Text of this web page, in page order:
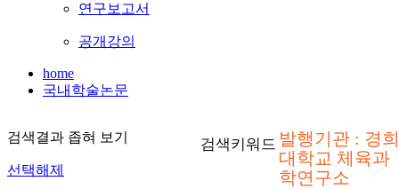
연구보고서
공개강의
home
국내학술논문
검색결과 좁혀 보기
선택해제
검색키워드 발행기관 : 경희
대학교 체육과
학연구소